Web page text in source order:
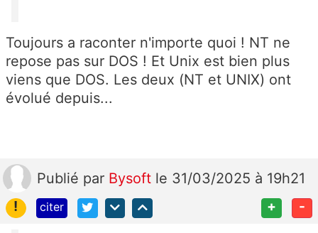
Toujours a raconter n'importe quoi ! NT ne
repose pas sur DOS ! Et Unix est bien plus
viens que DOS. Les deux (NT et UNIX) ont
évolué depuis...
Publié par Bysoft le 31/03/2025 à 19h21
!
citer + -